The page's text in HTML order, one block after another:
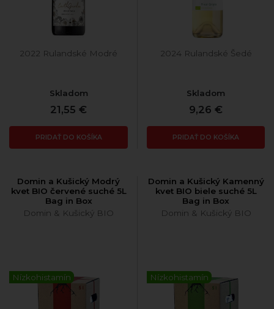
2022 Rulandské Modré
Skladom
21,55 €
PRIDAŤ DO KOŠÍKA
2024 Rulandské Šedé
Skladom
9,26 €
PRIDAŤ DO KOŠÍKA
Domin a Kušický Modrý
kvet BIO červené suché 5L
Bag in Box
Domin & Kušický BIO
Nízkohistamín
Domin a Kušický Kamenný
kvet BIO biele suché 5L
Bag in Box
Domin & Kušický BIO
Nízkohistamín